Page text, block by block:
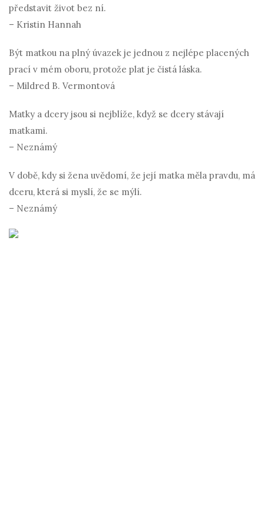
představit život bez ní.
– Kristin Hannah
Být matkou na plný úvazek je jednou z nejlépe placených
prací v mém oboru, protože plat je čistá láska.
– Mildred B. Vermontová
Matky a dcery jsou si nejblíže, když se dcery stávají
matkami.
– Neznámý
V době, kdy si žena uvědomí, že její matka měla pravdu, má
dceru, která si myslí, že se mýlí.
– Neznámý